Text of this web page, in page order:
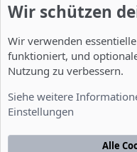
Wir schützen
Wir verwenden essentielle
funktioniert, und
Nutzung zu verbessern.
Siehe weitere
Einstellungen
Alle